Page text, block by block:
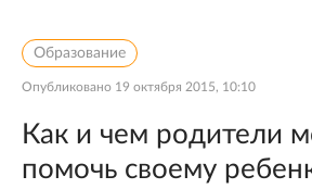
Образование
Опубликовано 19 октября 2015, 10:10
Как и чем родители
помочь своему